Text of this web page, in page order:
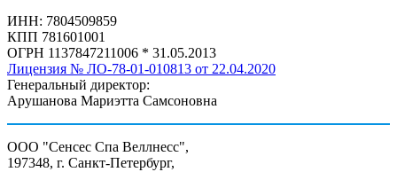
ИНН: 7804509859
КПП 781601001
ОГРН 1137847211006 * 31.05.2013
Лицензия № ЛО-78-01-010813 от 22.04.2020
Генеральный директор:
Арушанова Мариэтта Самсоновна
ООО "Сенсес Спа Веллнесс",
197348, г. Санкт-Петербург,